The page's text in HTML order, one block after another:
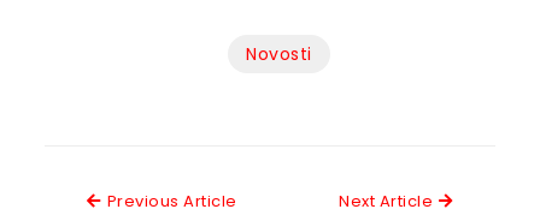
Novosti
Previous Article Previous ArticleNext Article Next